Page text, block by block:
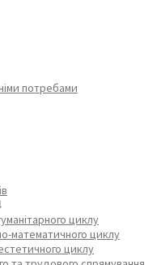
потребами
циклу
математичного циклу
циклу